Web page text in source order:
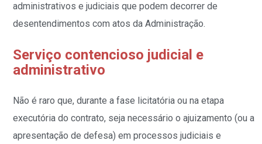
administrativos e judiciais que podem decorrer de
desentendimentos com atos da Administração.
Serviço contencioso judicial e
administrativo
Não é raro que, durante a fase licitatória ou na etapa
executória do contrato, seja necessário o ajuizamento (ou a
apresentação de defesa) em processos judiciais e